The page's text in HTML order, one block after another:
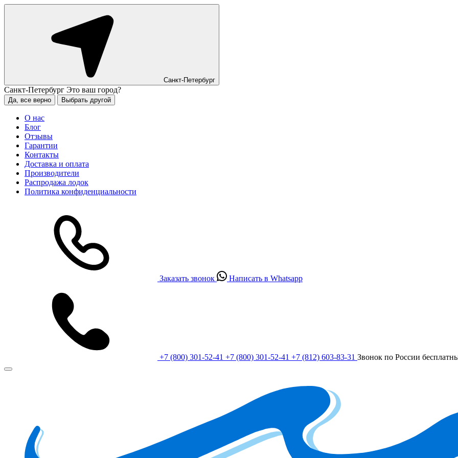
Санкт-Петербург
Санкт-Петербург Это ваш город?
Да, все верно Выбрать другой
О нас
Блог
Отзывы
Гарантии
Контакты
Доставка и оплата
Производители
Распродажа лодок
Политика конфиденциальности
Заказать звонок Написать в Whatsapp
+7 (800) 301-52-41 +7 (800) 301-52-41 +7 (812) 603-83-31 Звонок по России